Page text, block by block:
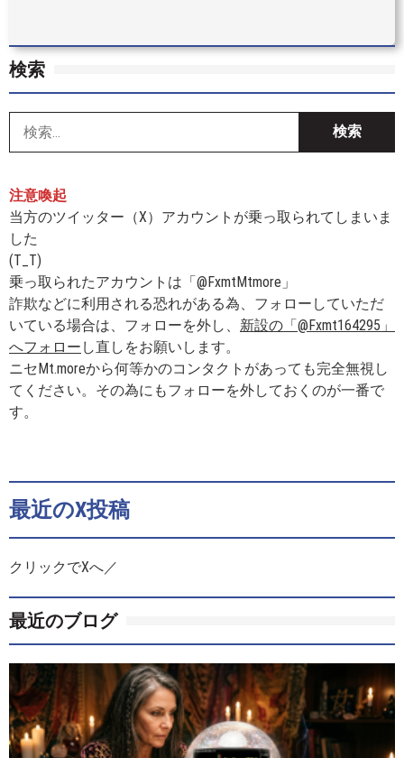
検索
注意喚起
当方のツイッター（X）アカウントが乗っ取られてしまいま
した
(T_T)
乗っ取られたアカウントは「@FxmtMtmore」
詐欺などに利用される恐れがある為、フォローしていただ
いている場合は、フォローを外し、 新設の「@Fxmt164295」
へフォロー し直しをお願いします。
ニセMt.moreから何等かのコンタクトがあっても完全無視し
てください。その為にもフォローを外しておくのが一番で
す。
最近のX投稿
クリックでXへ／
最近のブログ